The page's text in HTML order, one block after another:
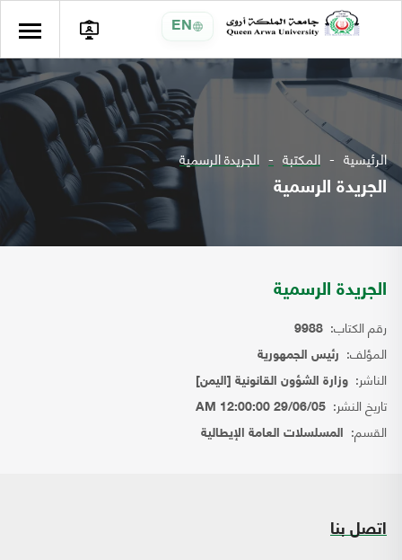
EN
الرئيسية المكتبة الجريدة الرسمية
الجريدة الرسمية
الجريدة الرسمية
رقم الكتاب: 9988
المؤلف: رئيس الجمهورية
الناشر: وزارة الشؤون القانونية [اليمن]
تاريخ النشر: 29/06/05 12:00:00 AM
القسم: المسلسلات العامة الإيطالية
اتصل بنا